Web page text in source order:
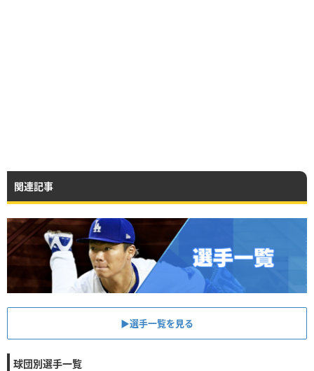
関連記事
▶︎選手一覧を見る
球団別選手一覧